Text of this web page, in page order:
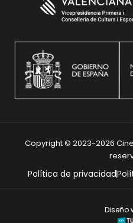
Copyright © 2023-2026
Política de privacidad
Diseño